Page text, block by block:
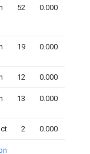
52 0.000
19 0.000
12 0.000
13 0.000
2 0.000